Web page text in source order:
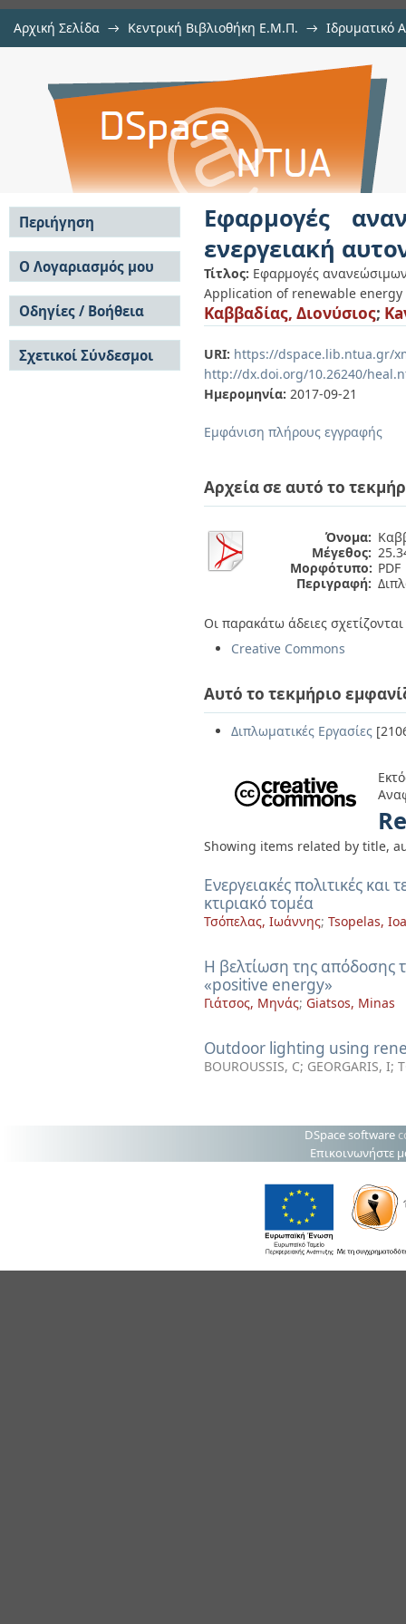
Αρχική Σελίδα → Κεντρική Βιβλιοθήκη Ε.Μ.Π. → Ιδρυματικό
Εφαρμογές ανανεώσιμων πηγών
κατοικίας
Εφαρμογές
ενεργειακή
Τίτλος: Εφαρμογές ανανεώσιμων
Application of renewable
Καββαδίας, Διονύσιος;
URI: https://dspace.lib.ntua.gr/
http://dx.doi.org/10.26240/
Ημερομηνία: 2017-09-21
Εμφάνιση πλήρους εγγραφής
Αρχεία σε αυτό το
Όνομα:
Μέγεθος:
Μορφότυπο: PDF
Περιγραφή:
Οι παρακάτω άδειες
Creative Commons
Αυτό το τεκμήριο
Διπλωματικές Εργασίες
Showing items related by title,
Ενεργειακές πολιτικές
κτιριακό τομέα
Τσόπελας, Ιωάννης; Tsopelas,
Η βελτίωση της απόδοσης
«positive energy»
Γιάτσος, Μηνάς; Giatsos, Minas
Outdoor lighting using
BOUROUSSIS, C; GEORGARIS, I;
Περιήγηση
Σε όλο το DSpace
Κοινότητες & Συλλογές
Ανά Ημερομηνία
Έκδοσης
Συγγραφείς
Τίτλοι
Θέματα
Ο Λογαριασμός μου
Σύνδεση
Εγγραφή
Οδηγίες / Βοήθεια
Οδηγίες Υποβολής
Οδηγίες Χρήσης ΙΑ
Συχνές Ερωτήσεις
Σχετικοί Σύνδεσμοι
DSpace software
Επικοινωνήστε